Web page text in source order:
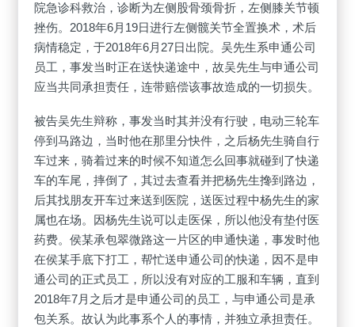
院急诊科救治，诊断为左侧股骨颈骨折，左侧膝关节顿
挫伤。2018年6月19日进行左侧髋关节全置换术，术后
病情稳定，于2018年6月27日出院。吴先生系申通公司
员工，事发当时正在送快递途中，故吴先生与申通公司
应当共同承担责任，连带赔偿该事故造成的一切损失。
被告吴先生辩称，事发当时其并没有行驶，电动三轮车
停到马路边，当时他在那里分快件，之后杨先生骑自行
车过来，骑着过来的时候不知道怎么回事就碰到了快递
车的车尾，摔倒了，其过去查看并把杨先生搀到路边，
后其找朋友开车过来送到医院，送医过程中杨先生的家
属也在场。因杨先生说可以走医保，所以他没有垫付医
药费。侯某承包翠微路这一片区的申通快递，事发时他
在侯某手底下打工，帮忙送申通公司的快递，因不是申
通公司的正式员工，所以没有对应的工服和车辆，直到
2018年7月之后才是申通公司的员工，与申通公司是承
包关系。故认为此事系个人的事情，并独立承担责任。